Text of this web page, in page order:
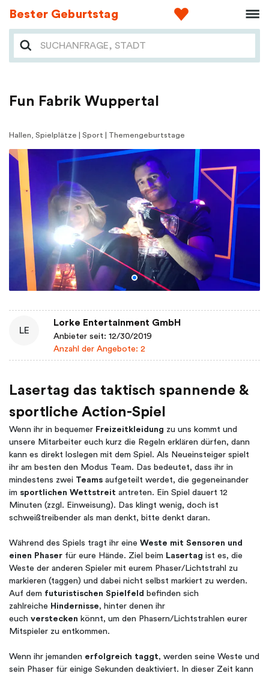
Bester Geburtstag
Fun Fabrik Wuppertal
Hallen, Spielplätze | Sport | Themengeburtstage
LE
Lorke Entertainment GmbH
Anbieter seit: 12/30/2019
Anzahl der Angebote: 2
Lasertag das taktisch spannende &
sportliche Action-Spiel
Wenn ihr in bequemer Freizeitkleidung zu uns kommt und
unsere Mitarbeiter euch kurz die Regeln erklären dürfen, dann
kann es direkt loslegen mit dem Spiel. Als Neueinsteiger spielt
ihr am besten den Modus Team. Das bedeutet, dass ihr in
mindestens zwei Teams aufgeteilt werdet, die gegeneinander
im sportlichen Wettstreit antreten. Ein Spiel dauert 12
Minuten (zzgl. Einweisung). Das klingt wenig, doch ist
schweißtreibender als man denkt, bitte denkt daran.
Während des Spiels tragt ihr eine Weste mit Sensoren und
einen Phaser für eure Hände. Ziel beim Lasertag ist es, die
Weste der anderen Spieler mit eurem Phaser/Lichtstrahl zu
markieren (taggen) und dabei nicht selbst markiert zu werden.
Auf dem futuristischen Spielfeld befinden sich
zahlreiche Hindernisse, hinter denen ihr
euch verstecken könnt, um den Phasern/Lichtstrahlen eurer
Mitspieler zu entkommen.
Wenn ihr jemanden erfolgreich taggt, werden seine Weste und
sein Phaser für einige Sekunden deaktiviert. In dieser Zeit kann